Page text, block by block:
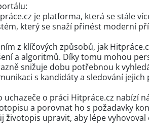
je platforma, která se stále
který se snaží přinést moderní
z klíčových způsobů, jak
a algoritmů. Díky tomu mohou
snižuje dobu potřebnou k
s kandidáty a sledování
uchazeče o práci Hitpráce.cz nabízí
a porovnat ho s požadavky
životopis upravit, aby lépe vyhovoval